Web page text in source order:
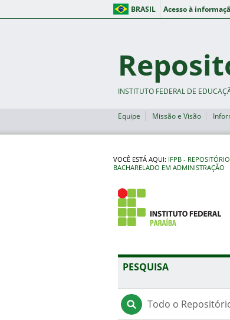
BRASIL Acesso à
INSTITUTO FEDERAL DE
Equipe Missão e Visão
VOCÊ ESTÁ AQUI: IFPB -
BACHARELADO EM ADMINISTRAÇÃO
PESQUISA
Todo o